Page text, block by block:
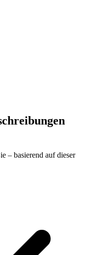
– basierend auf dieser